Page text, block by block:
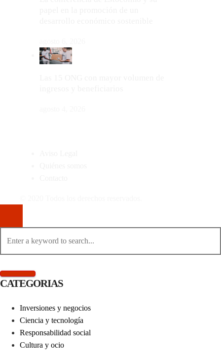
CATEGORIAS
Inversiones y negocios
Ciencia y tecnología
Responsabilidad social
Cultura y ocio